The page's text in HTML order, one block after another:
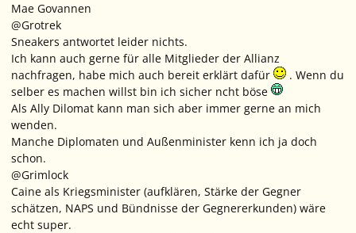
Mae Govannen
@Grotrek
Sneakers antwortet leider nichts.
Ich kann auch gerne für alle Mitglieder der Allianz
nachfragen, habe mich auch bereit erklärt dafür
. Wenn du
selber es machen willst bin ich sicher ncht böse
Als Ally Dilomat kann man sich aber immer gerne an mich
wenden.
Manche Diplomaten und Außenminister kenn ich ja doch
schon.
@Grimlock
Caine als Kriegsminister (aufklären, Stärke der Gegner
schätzen, NAPS und Bündnisse der Gegnererkunden) wäre
echt super.